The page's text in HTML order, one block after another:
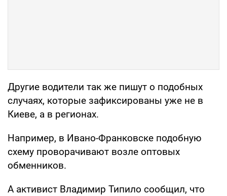
Другие водители так же пишут о подобных
случаях, которые зафиксированы уже не в
Киеве, а в регионах.
Например, в Ивано-Франковске подобную
схему проворачивают возле оптовых
обменников.
А активист Владимир Типило сообщил, что